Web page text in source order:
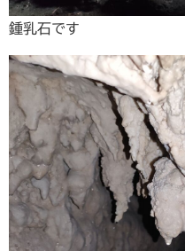
鍾乳石です